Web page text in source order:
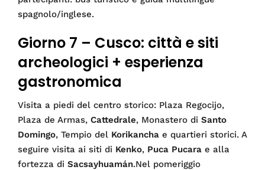
spagnolo/inglese.
Giorno 7 – Cusco: città e siti
archeologici + esperienza
gastronomica
Visita a piedi del centro storico: Plaza Regocijo,
Plaza de Armas, Cattedrale, Monastero di Santo
Domingo, Tempio del Korikancha e quartieri storici. A
seguire visita ai siti di Kenko, Puca Pucara e alla
fortezza di Sacsayhuamán.Nel pomeriggio